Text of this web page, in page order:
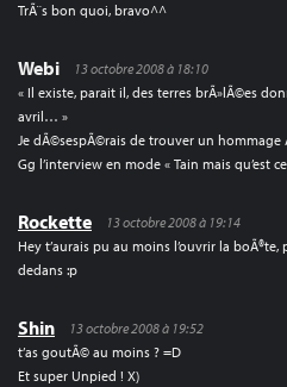
TrÃ¨s bon quoi, bravo^^
Webi
13 octobre 2008 à 18:10
« Il existe, parait il, des terres brÃ»lÃ©es
avril… »
Je dÃ©sespÃ©rais de trouver un hommage
Gg l’interview en mode « Tain mais qu’est
Rockette
13 octobre 2008 à 19:14
Hey t’aurais pu au moins l’ouvrir la
dedans :p
Shin
13 octobre 2008 à 19:52
t’as goutÃ© au moins ? =D
Et super Unpied ! X)